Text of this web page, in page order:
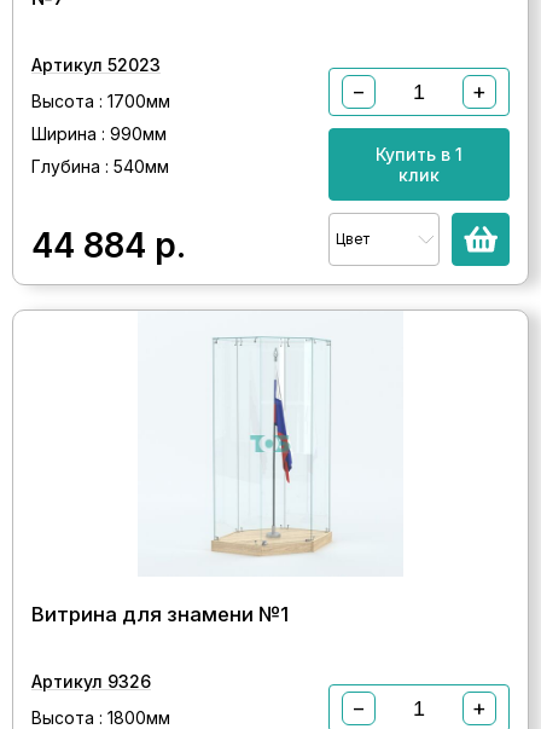
Артикул 52023
Высота : 1700мм
Ширина : 990мм
Глубина : 540мм
44 884 р.
− +
Купить в 1
клик
Цвет
Витрина для знамени №1
Артикул 9326
Высота : 1800мм
− +